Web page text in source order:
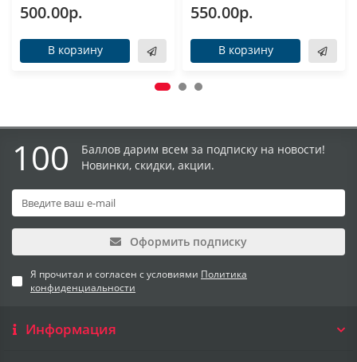
500.00р.
В корзину
550.00р.
В корзину
100
Баллов дарим всем за подписку на новости!
Новинки, скидки, акции.
Оформить подписку
Я прочитал и согласен с условиями Политика
конфиденциальности
Информация